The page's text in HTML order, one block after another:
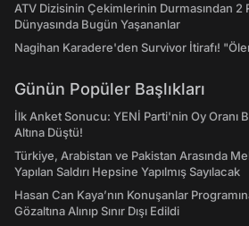
ATV Dizisinin Çekimlerinin Durmasından 2
Dünyasında Bugün Yaşananlar
Nagihan Karadere'den Survivor İtirafı!
Günün Popüler Başlıkları
İlk Anket Sonucu: YENİ Parti'nin Oy Oranı
Altına Düştü!
Türkiye, Arabistan ve Pakistan Arasında
Yapılan Saldırı Hepsine Yapılmış Sayılacak
Hasan Can Kaya’nın Konuşanlar
Gözaltına Alınıp Sınır Dışı Edildi